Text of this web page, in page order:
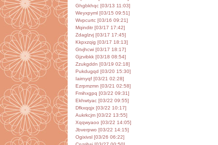
Ghgbkhqc [03/13 11:03]
Weyxpyml [03/15 09:51]
Wvpcurtc [03/16 09:21]
Mqinditr [03/17 17:42]
Zdaglzvj [03/17 17:45]
Kkpxzqig [03/17 18:13]
Gtvjhcwi [03/17 18:17]
Gjzvibkk [03/18 08:54]
Zzukgddn [03/19 02:18]
Pukdugqd [03/20 15:30]
Iairnyqf [03/21 02:28]
Ezrpmzmn [03/21 02:58]
Fmihxgpq [03/22 09:31]
Ekhwtyac [03/22 09:55]
Dfkxqqjx [03/22 10:17]
Aukrkcjm [03/22 13:55]
Xqqwyaoo [03/22 14:05]
Jbverpwo [03/22 14:15]
Ogixivsl [03/26 06:22]